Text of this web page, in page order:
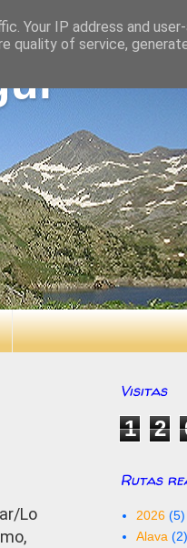
Lo
Visitas
1 2
Rutas
2026 (5)
Alava (2)
Your IP address and
quality of service,